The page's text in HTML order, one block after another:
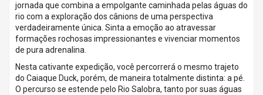
jornada que combina a empolgante caminhada pelas águas do
rio com a exploração dos cânions de uma perspectiva
verdadeiramente única. Sinta a emoção ao atravessar
formações rochosas impressionantes e vivenciar momentos
de pura adrenalina.
Nesta cativante expedição, você percorrerá o mesmo trajeto
do Caiaque Duck, porém, de maneira totalmente distinta: a pé.
O percurso se estende pelo Rio Salobra, tanto por suas águas